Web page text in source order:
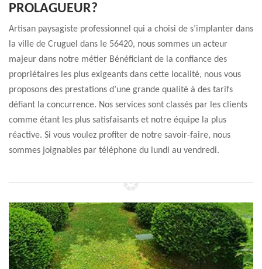
PROLAGUEUR?
Artisan paysagiste professionnel qui a choisi de s’implanter dans
la ville de Cruguel dans le 56420, nous sommes un acteur
majeur dans notre métier Bénéficiant de la confiance des
propriétaires les plus exigeants dans cette localité, nous vous
proposons des prestations d’une grande qualité à des tarifs
défiant la concurrence. Nos services sont classés par les clients
comme étant les plus satisfaisants et notre équipe la plus
réactive. Si vous voulez profiter de notre savoir-faire, nous
sommes joignables par téléphone du lundi au vendredi.